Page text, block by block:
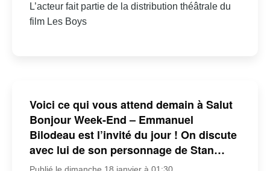
L’acteur fait partie de la distribution théâtrale du
film Les Boys
Voici ce qui vous attend demain à Salut
Bonjour Week-End – Emmanuel
Bilodeau est l’invité du jour ! On discute
avec lui de son personnage de Stan…